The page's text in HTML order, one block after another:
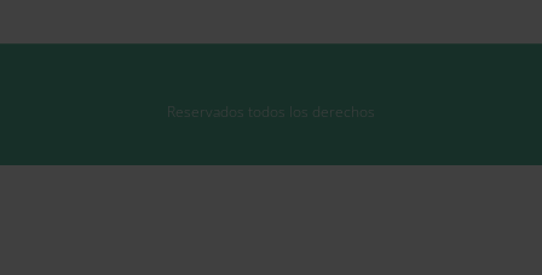
Reservados todos los derechos